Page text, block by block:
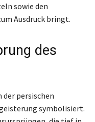
sowie den
Ausdruck bringt.
des
der persischen
symbolisiert.